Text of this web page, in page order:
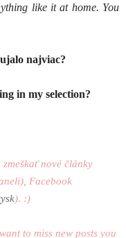
like it at home. You
najviac?
in my selection?
nové články
Facebook
). :)
to miss new posts you